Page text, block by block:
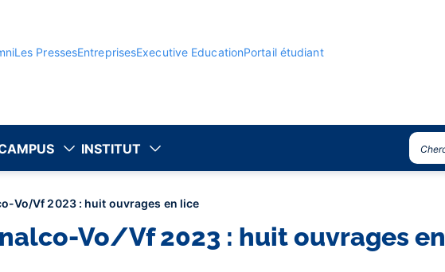
Les PressesEntreprisesExecutive EducationPortail étudiant
INSTITUT
Vo/Vf 2023 : huit ouvrages en lice
Vo/Vf 2023 : huit ouvrages en